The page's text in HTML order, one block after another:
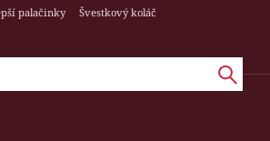
palačinky
Švestkový koláč